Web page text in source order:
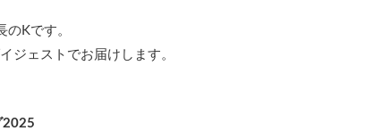
のKです。
ジェストでお届けします。
2025